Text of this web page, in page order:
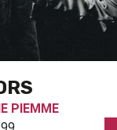
PIEMME